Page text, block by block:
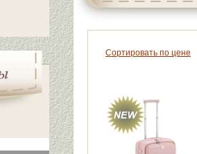
Сортировать по цене